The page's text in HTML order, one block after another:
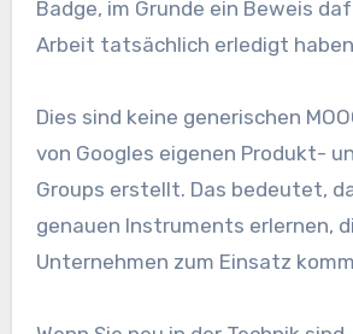
Badge, im Grunde ein Beweis
Arbeit tatsächlich erledigt
Dies sind keine generischen
von Googles eigenen Produkt-
Groups erstellt. Das bedeutet,
genauen Instruments erlernen,
Unternehmen zum Einsatz